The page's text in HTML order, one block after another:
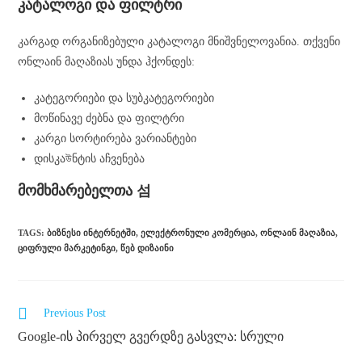
კატალოგი და ფილტრი
კარგად ორგანიზებული კატალოგი მნიშვნელოვანია. თქვენი
ონლაინ მაღაზიას უნდა ჰქონდეს:
კატეგორიები და სუბკატეგორიები
მოწინავე ძებნა და ფილტრი
კარგი სორტირება ვარიანტები
დისკაউნტის აჩვენება
მომხმარებელთა 섬
TAGS:ᲑᲘᲖᲜᲔᲡᲘ ᲘᲜᲢᲔᲠᲜᲔᲢᲨᲘ, ᲔᲚᲔᲥᲢᲠᲝᲜᲣᲚᲘ ᲙᲝᲛᲔᲠᲪᲘᲐ, ᲝᲜᲚᲐᲘᲜ ᲛᲐᲦᲐᲖᲘᲐ,
ᲪᲘᲤᲠᲣᲚᲘ ᲛᲐᲠᲙᲔᲢᲘᲜᲒᲘ, ᲬᲔᲑ ᲓᲘᲖᲐᲘᲜᲘ
Previous Post
Google-ის პირველ გვერდზე გასვლა: სრული